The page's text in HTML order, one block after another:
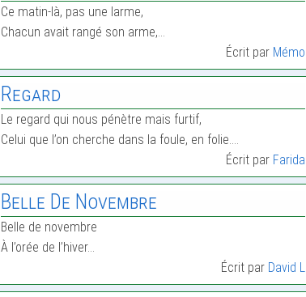
Ce matin-là, pas une larme,
Chacun avait rangé son arme,…
Écrit par Mémo
Regard
Le regard qui nous pénètre mais furtif,
Celui que l’on cherche dans la foule, en folie.…
Écrit par Farida
Belle De Novembre
Belle de novembre
À l’orée de l’hiver…
Écrit par David L